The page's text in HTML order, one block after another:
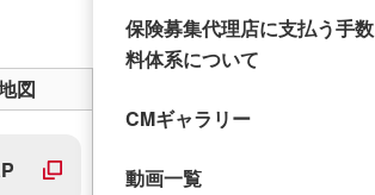
図
保険募集代理店に支払う手数
料体系について
CMギャラリー
動画一覧